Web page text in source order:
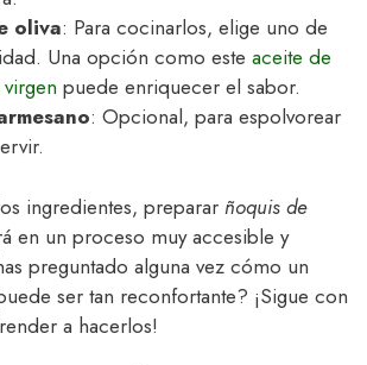
oliva: Para cocinarlos, elige uno de
Una opción como este aceite de
puede enriquecer el sabor.
: Opcional, para espolvorear
ingredientes, preparar ñoquis de
en un proceso muy accesible y
preguntado alguna vez cómo un
ser tan reconfortante? ¡Sigue con
a hacerlos!